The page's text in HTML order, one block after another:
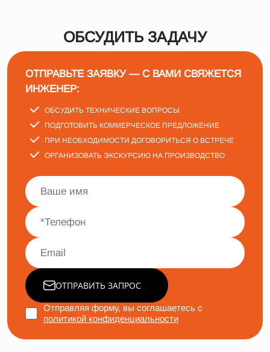
ОБСУДИТЬ ЗАДАЧУ
ОТПРАВЬТЕ ЗАЯВКУ — С ВАМИ СВЯЖЕТСЯ
ИНЖЕНЕР:
ОБСУДИТЬ ТЕХНИЧЕСКИЕ ВОПРОСЫ
ПОДГОТОВИТЬ КОММЕРЧЕСКОЕ ПРЕДЛОЖЕНИЕ
ПРИ НЕОБХОДИМОСТИ ДОГОВОРИТЬСЯ О ВСТРЕЧЕ
ОРГАНИЗОВАТЬ ЭКСКУРСИЮ НА ПРОИЗВОДСТВО
ОТПРАВИТЬ ЗАПРОС
Отправляя форму, вы соглашаетесь с
политикой конфиденциальности